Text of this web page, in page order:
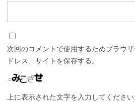
次回のコメントで使用するためブラウ
ドレス、サイトを保存する。
上に表示された文字を入力してください